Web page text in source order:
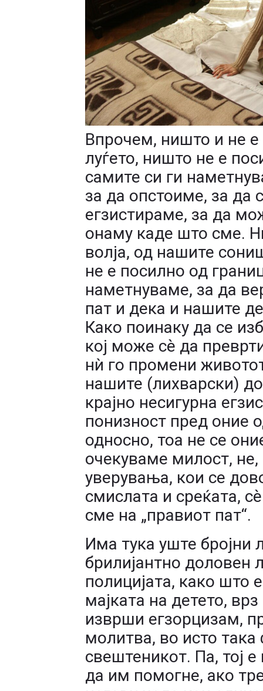
Впрочем, ништо и не
луѓето, ништо не е
самите си ги
за да опстоиме, за да
егзистираме, за да
онаму каде што сме.
волја, од нашите
не е посилно од
наметнуваме, за да
пат и дека и нашите
Како поинаку да се
кој може сè да
нѝ го промени
нашите (лихварски)
крајно несигурна
понизност пред оние
односно, тоа не се
очекуваме милост,
уверувања, кои се
смислата и среќата,
сме на „правиот пат“.
Има тука уште бројни
брилијантно доловен
полицијата, како што
мајката на детето,
изврши егзорцизам,
молитва, во исто така
свештеникот. Па, тој
да им помогне, ако